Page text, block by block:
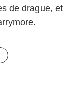
de drague, et